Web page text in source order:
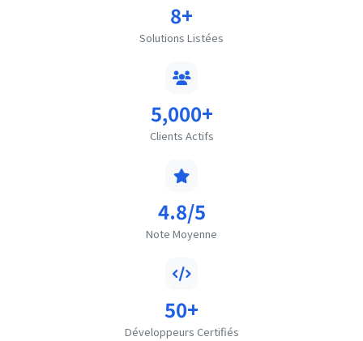
8+
Solutions Listées
5,000+
Clients Actifs
4.8/5
Note Moyenne
50+
Développeurs Certifiés